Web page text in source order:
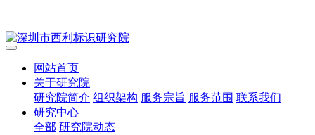
网站首页
关于研究院
研究院简介 组织架构 服务宗旨 服务范围 联系我们
研究中心
全部 研究院动态